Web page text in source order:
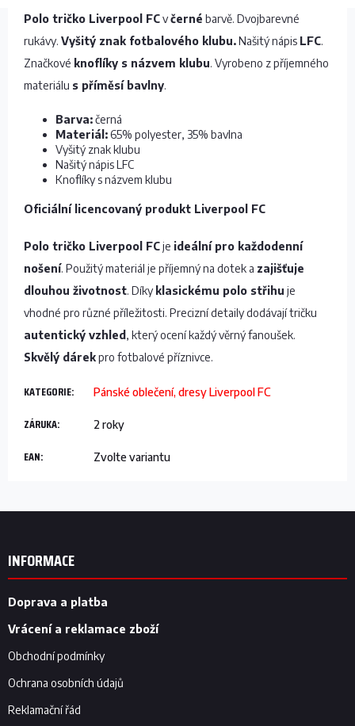
Polo tričko Liverpool FCvčerné barvě. Dvojbarevné
rukávy. Vyšitý znak fotbalového klubu.Našitý nápis LFC.
Značkové knoflíky s názvem klubu. Vyrobeno z příjemného
materiálu s příměsí bavlny.
Barva:černá
Materiál:65% polyester, 35% bavlna
Vyšitý znak klubu
Našitý nápis LFC
Knoflíky s názvem klubu
Oficiální licencovaný produkt Liverpool FC
Polo tričko Liverpool FCje ideální pro každodenní
nošení. Použitý materiál je příjemný na dotek a zajišťuje
dlouhou životnost. Díky klasickému polo střihu je
vhodné pro různé příležitosti. Precizní detaily dodávají tričku
autentický vzhled , který ocení každý věrný fanoušek.
Skvělý dárekpro fotbalové příznivce.
KATEGORIE: Pánské oblečení, dresy Liverpool FC
ZÁRUKA: 2 roky
EAN: Zvolte variantu
Z
INFORMACE
Doprava a platba
Vrácení a reklamace zboží
Obchodní podmínky
Ochrana osobních údajů
Reklamační řád